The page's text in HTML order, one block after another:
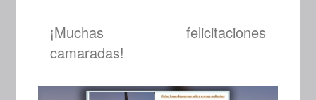
¡Muchas felicitaciones
camaradas!